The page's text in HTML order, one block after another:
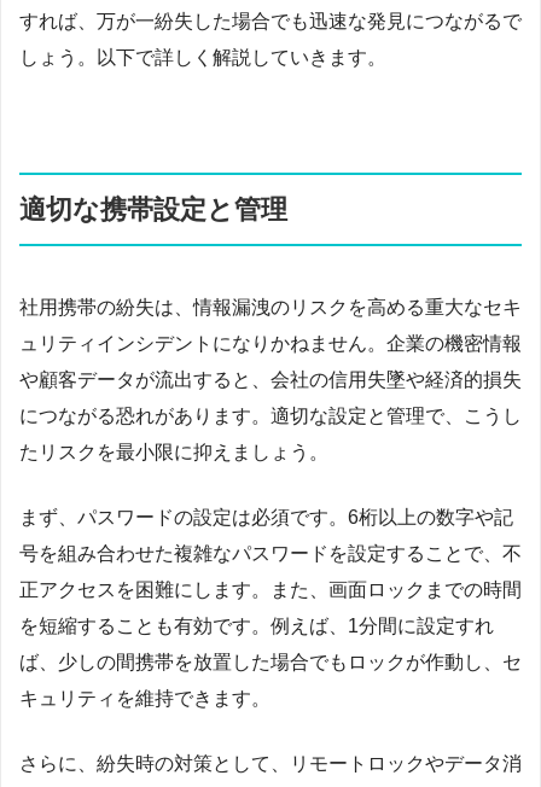
すれば、万が一紛失した場合でも迅速な発見につながるで
しょう。以下で詳しく解説していきます。
適切な携帯設定と管理
社用携帯の紛失は、情報漏洩のリスクを高める重大なセキ
ュリティインシデントになりかねません。企業の機密情報
や顧客データが流出すると、会社の信用失墜や経済的損失
につながる恐れがあります。適切な設定と管理で、こうし
たリスクを最小限に抑えましょう。
まず、パスワードの設定は必須です。6桁以上の数字や記
号を組み合わせた複雑なパスワードを設定することで、不
正アクセスを困難にします。また、画面ロックまでの時間
を短縮することも有効です。例えば、1分間に設定すれ
ば、少しの間携帯を放置した場合でもロックが作動し、セ
キュリティを維持できます。
さらに、紛失時の対策として、リモートロックやデータ消